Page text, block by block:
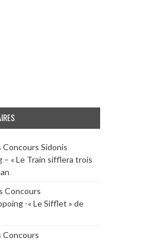
Concours Sidonis
« Le Train sifflera trois
Concours
-« Le Sifflet » de
Concours